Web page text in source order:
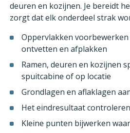
deuren en kozijnen. Je bereidt
zorgt dat elk onderdeel strak
Oppervlakken
ontvetten en afplakken
Ramen, deuren en kozijnen
spuitcabine of op locatie
Grondlagen en aflaklagen
Het eindresultaat controleren
Kleine punten bijwerken